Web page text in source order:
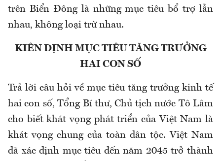
trên Biển Đông là những mục tiêu bổ trợ lẫn
nhau, không loại trừ nhau.
KIÊN ĐỊNH MỤC TIÊU TĂNG TRƯỞNG
HAI CON SỐ
Trả lời câu hỏi về mục tiêu tăng trưởng kinh tế
hai con số, Tổng Bí thư, Chủ tịch nước Tô Lâm
cho biết khát vọng phát triển của Việt Nam là
khát vọng chung của toàn dân tộc. Việt Nam
đã xác định mục tiêu đến năm 2045 trở thành